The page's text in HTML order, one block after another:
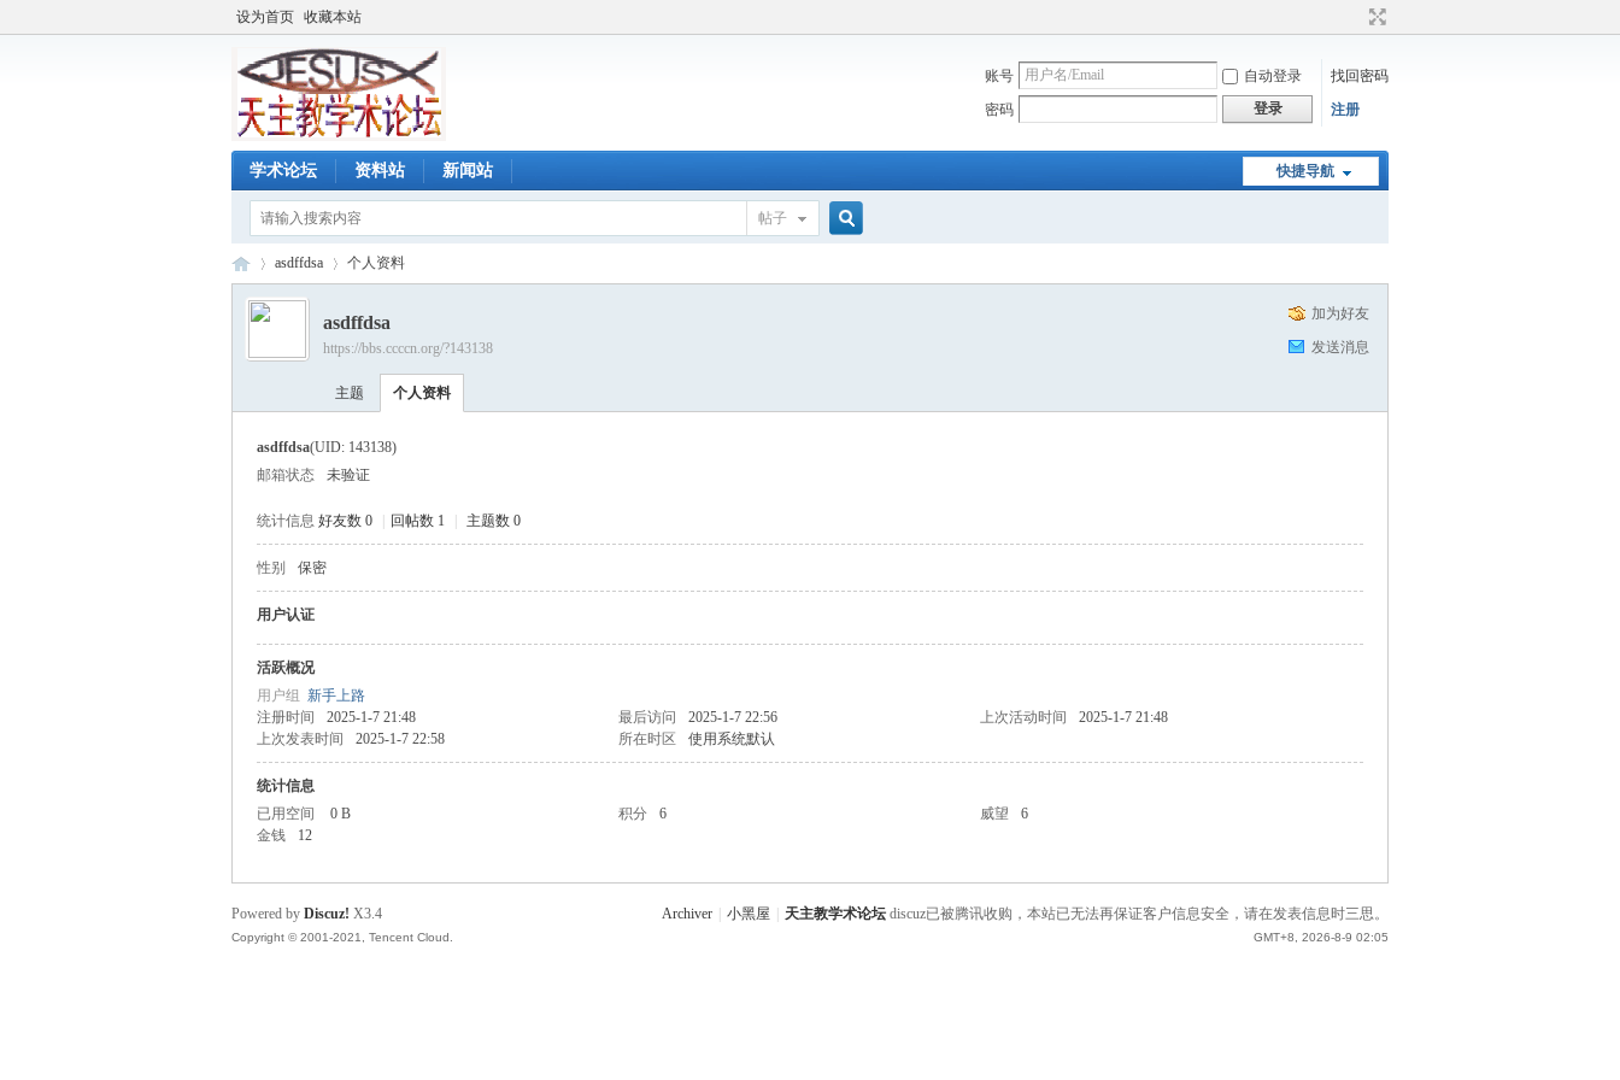
设为首页 收藏本站
账号 自动登录
找回密码
密码
登录 注册
快捷导航
学术论坛 资料站 新闻站
帖子
›
asdffdsa 个人资料
加为好友
发送消息
asdffdsa
https://bbs.ccccn.org/?143138
主题 个人资料
asdffdsa(UID: 143138)
邮箱状态
未验证
统计信息 好友数 0 回帖数 1 主题数 0
性别 保密
用户认证
活跃概况
用户组 新手上路
注册时间
2025-1-7 21:48 最后访问 2025-1-7 22:56 上次活动时间
2025-1-7 21:48
上次发表时间
2025-1-7 22:58 所在时区 使用系统默认
统计信息
已用空间
0 B 积分 6 威望
6
金钱
12
Archiver 小黑屋 天主教学术论坛 discuz已被腾讯收购，本站已无法再保证客户信息安全，请在发表信息时三思。
GMT+8, 2026-8-9 02:05
Powered by Discuz! X3.4
Copyright © 2001-2021, Tencent Cloud.